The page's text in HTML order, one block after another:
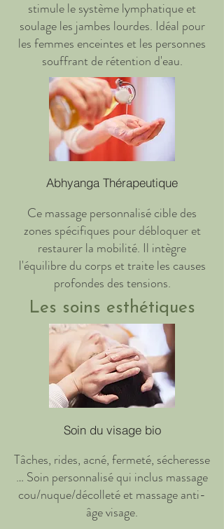
stimule le système lymphatique et
soulage les jambes lourdes. Idéal pour
les femmes enceintes et les personnes
souffrant de rétention d'eau.
Abhyanga Thérapeutique
Ce massage personnalisé cible des
zones spécifiques pour débloquer et
restaurer la mobilité. Il intègre
l'équilibre du corps et traite les causes
profondes des tensions.
Les soins esthétiques
Soin du visage bio
Tâches, rides, acné, fermeté, sécheresse
… Soin personnalisé qui inclus massage
cou/nuque/décolleté et massage anti-
âge visage.